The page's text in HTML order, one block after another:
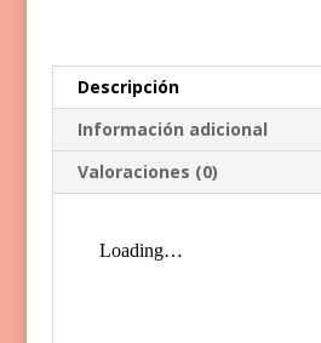
Descripción
Información adicional
Valoraciones (0)